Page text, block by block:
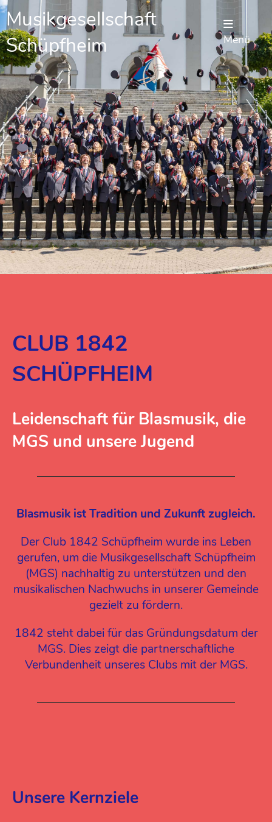
Musikgesellschaft
Schüpfheim
Menü
CLUB 1842
SCHÜPFHEIM
Leidenschaft für Blasmusik, die
MGS und unsere Jugend
Blasmusik ist Tradition und Zukunft zugleich.
Der Club 1842 Schüpfheim wurde ins Leben
gerufen, um die Musikgesellschaft Schüpfheim
(MGS) nachhaltig zu unterstützen und den
musikalischen Nachwuchs in unserer Gemeinde
gezielt zu fördern.
1842 steht dabei für das Gründungsdatum der
MGS. Dies zeigt die partnerschaftliche
Verbundenheit unseres Clubs mit der MGS.
Unsere Kernziele